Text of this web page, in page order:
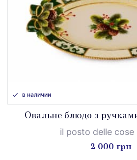
в наличии
Овальне блюдо з
il posto delle cose
2 000 грн